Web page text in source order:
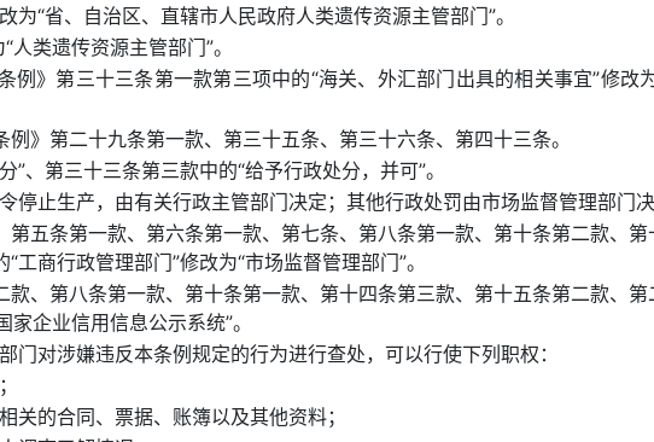
“省、自治区、直辖市人民政府人类遗传资源主管部门”。
类遗传资源主管部门”。
例》第三十三条第一款第三项中的“海关、外汇部门出具的相关事宜”修改
》第二十九条第一款、第三十五条、第三十六条、第四十三条。
、第三十三条第三款中的“给予行政处分，并可”。
停止生产，由有关行政主管部门决定；其他行政处罚由市场监督管理部门
五条第一款、第六条第一款、第七条、第八条第一款、第十条第二款、第
商行政管理部门”修改为“市场监督管理部门”。
、第八条第一款、第十条第一款、第十四条第三款、第十五条第二款、第
企业信用信息公示系统”。
门对涉嫌违反本条例规定的行为进行查处，可以行使下列职权：
关的合同、票据、账簿以及其他资料；